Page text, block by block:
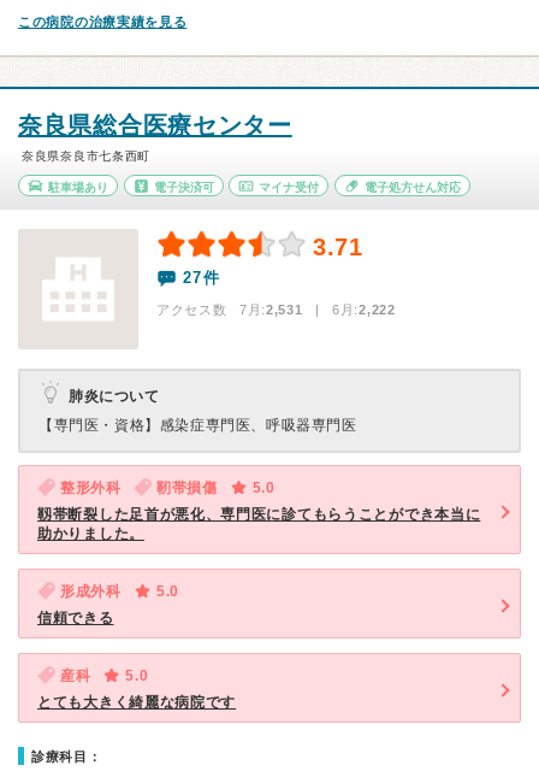
この病院の治療実績を見る
奈良県総合医療センター
奈良県奈良市七条西町
駐車場あり 電子決済可 マイナ受付 電子処方せん対応
3.71
27件
アクセス数 7月:2,531 | 6月:2,222
肺炎について
【専門医・資格】 感染症専門医、呼吸器専門医
整形外科 靭帯損傷
5.0
靱帯断裂した足首が悪化、専門医に診てもらうことができ本当に
助かりました。
形成外科
5.0
信頼できる
産科
5.0
とても大きく綺麗な病院です
診療科目：